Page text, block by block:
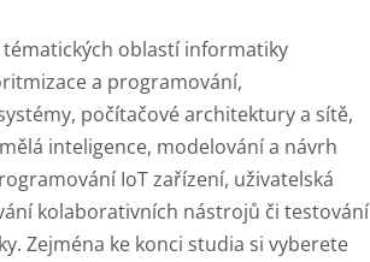
tématických oblastí informatiky
a programování,
počítačové architektury a sítě,
inteligence, modelování a návrh
IoT zařízení, uživatelská
kolaborativních nástrojů či testování
Zejména ke konci studia si vyberete